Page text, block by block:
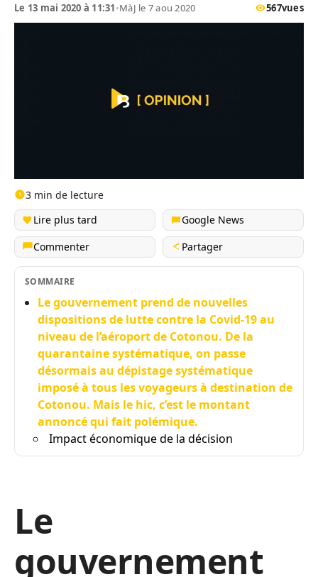
Le 13 mai 2020 à 11:31•MàJ le 7 aou 2020 567vues
3 min de lecture
Lire plus tard
Google News
Commenter
Partager
SOMMAIRE
Le gouvernement prend de nouvelles
dispositions de lutte contre la Covid-19 au
niveau de l’aéroport de Cotonou. De la
quarantaine systématique, on passe
désormais au dépistage systématique
imposé à tous les voyageurs à destination de
Cotonou. Mais le hic, c’est le montant
annoncé qui fait polémique.
Impact économique de la décision
Le
gouvernement